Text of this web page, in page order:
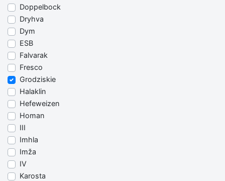
Doppelbock
Dryhva
Dym
ESB
Falvarak
Fresco
Grodziskie
Halaklin
Hefeweizen
Homan
III
Imhla
Imža
IV
Karosta